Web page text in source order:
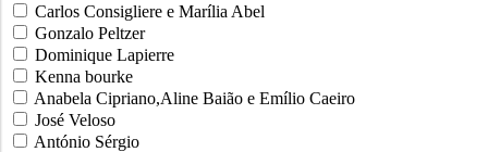
Carlos Consigliere e Marília Abel
Gonzalo Peltzer
Dominique Lapierre
Kenna bourke
Anabela Cipriano,Aline Baião e Emílio Caeiro
José Veloso
António Sérgio